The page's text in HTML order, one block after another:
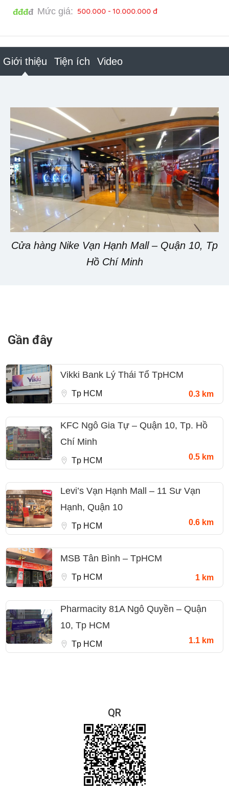
đđđđ Mức giá: 500.000 - 10.000.000 đ
Giới thiệu Tiện ích Video
Cửa hàng Nike Vạn Hạnh Mall – Quận 10, Tp
Hồ Chí Minh
Gần đây
Vikki Bank Lý Thái Tổ TpHCM
Tp HCM 0.3 km
KFC Ngô Gia Tự – Quận 10, Tp. Hồ
Chí Minh
Tp HCM 0.5 km
Levi’s Vạn Hạnh Mall – 11 Sư Vạn
Hạnh, Quận 10
Tp HCM 0.6 km
MSB Tân Bình – TpHCM
Tp HCM 1 km
Pharmacity 81A Ngô Quyền – Quận
10, Tp HCM
Tp HCM 1.1 km
QR